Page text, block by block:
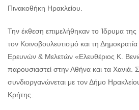
ΠΟΛΙΤΙΣΜΟΣ
ΑΝΘΕΚΤΙΚΗ
Πινακοθήκη Ηρακλείου.
Την έκθεση επιμελήθηκαν το Ίδρυμα
τον Κοινοβουλευτισμό και τη
Ερευνών & Μελετών «Ελευθέριος Κ.
παρουσιαστεί στην Αθήνα και τα Χανιά.
συνδιοργανώνεται με τον Δήμο
Κρήτης.